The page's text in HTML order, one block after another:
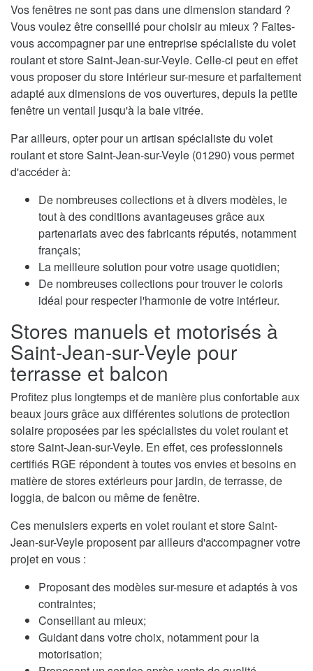
Vos fenêtres ne sont pas dans une dimension standard ?
Vous voulez être conseillé pour choisir au mieux ? Faites-
vous accompagner par une entreprise spécialiste du volet
roulant et store Saint-Jean-sur-Veyle. Celle-ci peut en effet
vous proposer du store intérieur sur-mesure et parfaitement
adapté aux dimensions de vos ouvertures, depuis la petite
fenêtre un ventail jusqu'à la baie vitrée.
Par ailleurs, opter pour un artisan spécialiste du volet
roulant et store Saint-Jean-sur-Veyle (01290) vous permet
d'accéder à:
De nombreuses collections et à divers modèles, le
tout à des conditions avantageuses grâce aux
partenariats avec des fabricants réputés, notamment
français;
La meilleure solution pour votre usage quotidien;
De nombreuses collections pour trouver le coloris
idéal pour respecter l'harmonie de votre intérieur.
Stores manuels et motorisés à
Saint-Jean-sur-Veyle pour
terrasse et balcon
Profitez plus longtemps et de manière plus confortable aux
beaux jours grâce aux différentes solutions de protection
solaire proposées par les spécialistes du volet roulant et
store Saint-Jean-sur-Veyle. En effet, ces professionnels
certifiés RGE répondent à toutes vos envies et besoins en
matière de stores extérieurs pour jardin, de terrasse, de
loggia, de balcon ou même de fenêtre.
Ces menuisiers experts en volet roulant et store Saint-
Jean-sur-Veyle proposent par ailleurs d'accompagner votre
projet en vous :
Proposant des modèles sur-mesure et adaptés à vos
contraintes;
Conseillant au mieux;
Guidant dans votre choix, notamment pour la
motorisation;